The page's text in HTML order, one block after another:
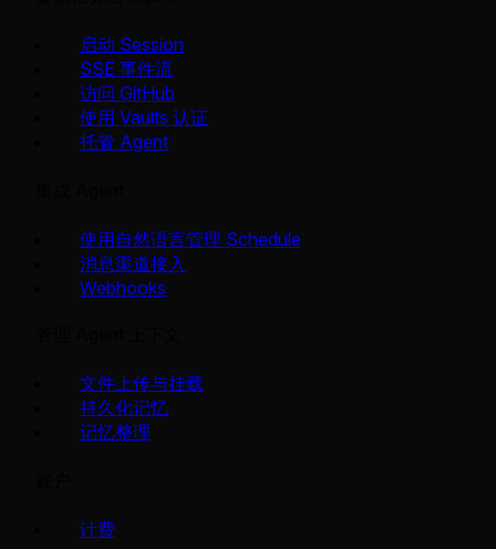
启动 Session
SSE 事件流
访问 GitHub
使用 Vaults 认证
托管 Agent
使用自然语言管理 Schedule
消息渠道接入
Webhooks
文件上传与挂载
持久化记忆
记忆整理
计费